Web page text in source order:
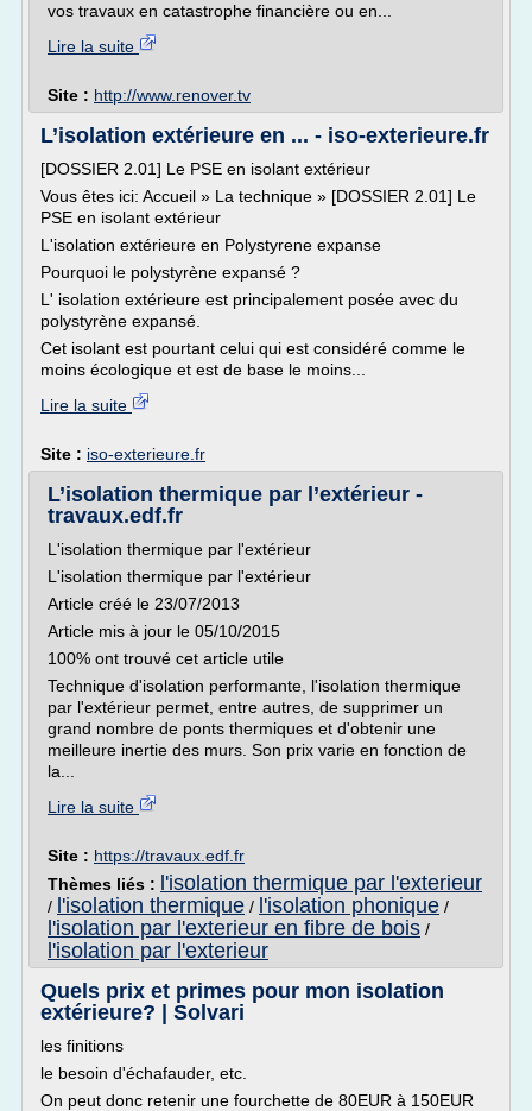
vos travaux en catastrophe financière ou en...
Lire la suite
Site : http://www.renover.tv
L’isolation extérieure en ... - iso-exterieure.fr
[DOSSIER 2.01] Le PSE en isolant extérieur
Vous êtes ici: Accueil » La technique » [DOSSIER 2.01] Le
PSE en isolant extérieur
L'isolation extérieure en Polystyrene expanse
Pourquoi le polystyrène expansé ?
L' isolation extérieure est principalement posée avec du
polystyrène expansé.
Cet isolant est pourtant celui qui est considéré comme le
moins écologique et est de base le moins...
Lire la suite
Site : iso-exterieure.fr
L’isolation thermique par l’extérieur -
travaux.edf.fr
L'isolation thermique par l'extérieur
L'isolation thermique par l'extérieur
Article créé le 23/07/2013
Article mis à jour le 05/10/2015
100% ont trouvé cet article utile
Technique d'isolation performante, l'isolation thermique
par l'extérieur permet, entre autres, de supprimer un
grand nombre de ponts thermiques et d'obtenir une
meilleure inertie des murs. Son prix varie en fonction de
la...
Lire la suite
Site : https://travaux.edf.fr
Thèmes liés :
l'isolation thermique par l'exterieur
/ l'isolation thermique / l'isolation phonique /
l'isolation par l'exterieur en fibre de bois /
l'isolation par l'exterieur
Quels prix et primes pour mon isolation
extérieure? | Solvari
les finitions
le besoin d'échafauder, etc.
On peut donc retenir une fourchette de 80EUR à 150EUR